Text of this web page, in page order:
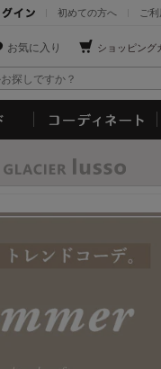
ご
初めての方へ
ショッピング
お気に入り